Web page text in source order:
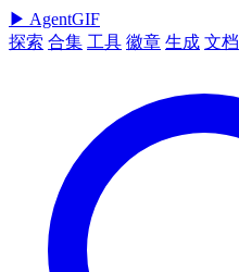
▶ AgentGIF
探索 合集 工具 徽章 生成 文档